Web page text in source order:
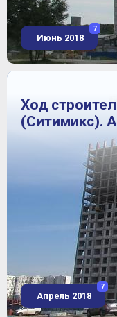
Июнь 2018
7
Ход
(Ситимикс).
Апрель 2018
7